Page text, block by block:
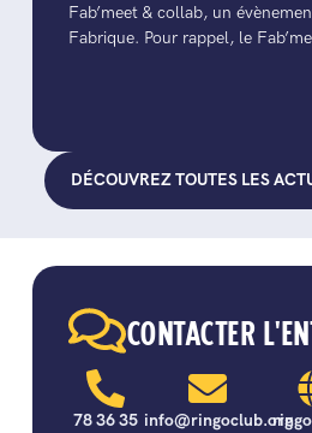
Fab’meet & collab, un
Fabrique. Pour rappel, le
DÉCOUVREZ TOUTES LES
CONTACTER
78 36 35 info@ringoclub.org